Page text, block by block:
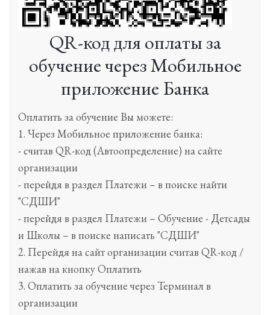
QR-код для оплаты за
обучение через Мобильное
приложение Банка
Оплатить за обучение Вы можете:
1. Через Мобильное приложение банка:
- считав QR-код (Автоопределение) на сайте
организации
- перейдя в раздел Платежи – в поиске найти
"СДШИ"
- перейдя в раздел Платежи – Обучение - Детсады
и Школы – в поиске написать "СДШИ"
2. Перейдя на сайт организации считав QR-код /
нажав на кнопку Оплатить
3. Оплатить за обучение через Терминал в
организации